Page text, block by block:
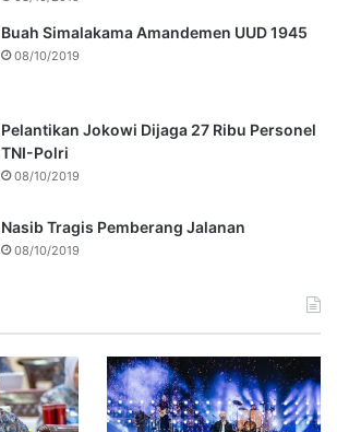
Buah Simalakama Amandemen UUD 1945
08/10/2019
Pelantikan Jokowi Dijaga 27 Ribu Personel
TNI-Polri
08/10/2019
Nasib Tragis Pemberang Jalanan
08/10/2019